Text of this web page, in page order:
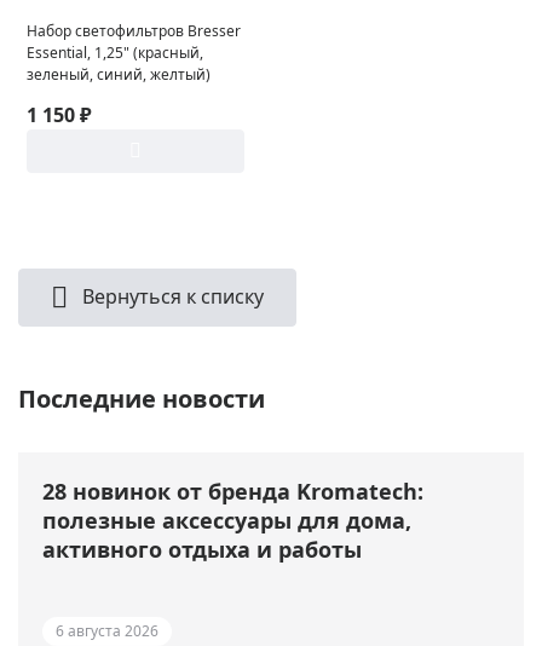
Набор светофильтров Bresser
Essential, 1,25" (красный,
зеленый, синий, желтый)
1 150 ₽
Вернуться к списку
Последние новости
28 новинок от бренда Kromatech:
полезные аксессуары для дома,
активного отдыха и работы
6 августа 2026